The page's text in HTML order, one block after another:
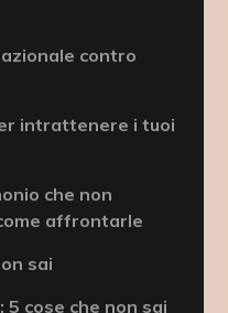
contro
intrattenere i tuoi
che non
affrontarle
sai
cose che non sai